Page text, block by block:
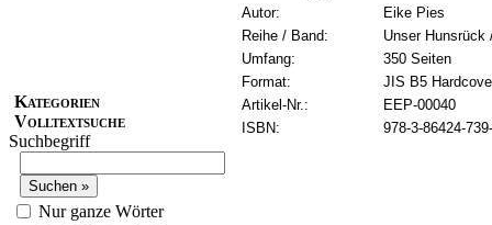
Kategorien
Volltextsuche
Suchbegriff
Nur ganze Wörter
Autor:
Eike Pies
Reihe / Band:
Unser Hunsrück
Umfang:
350 Seiten
Format:
JIS B5
Artikel-Nr.:
EEP-00040
ISBN:
978-3-86424-